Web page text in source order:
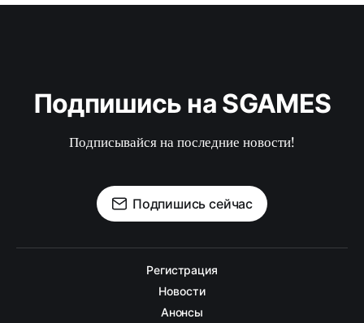
Подпишись на SGAMES
Подписывайся на последние новости!
Подпишись сейчас
Регистрация
Новости
Анонсы